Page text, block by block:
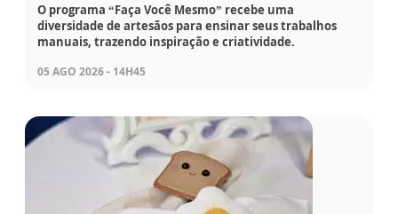
O programa “Faça Você Mesmo” recebe uma
diversidade de artesãos para ensinar seus trabalhos
manuais, trazendo inspiração e criatividade.
05 AGO 2026 - 14H45